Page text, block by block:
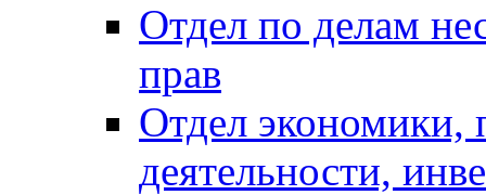
Отдел по делам
прав
Отдел экономики,
деятельности,